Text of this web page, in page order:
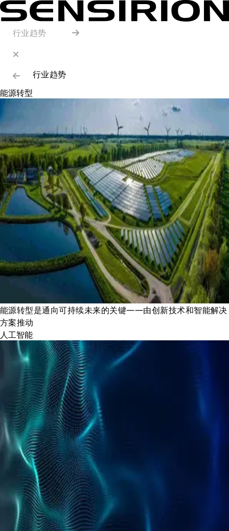
行业趋势
行业趋势
能源转型
能源转型是通向可持续未来的关键——由创新技术和智能解决
方案推动
人工智能